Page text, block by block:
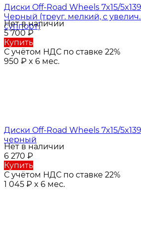
Диски Off-Road Wheels 7x15/
Черный (треуг. мелкий, с
суппорт)
Нет в наличии
5 700 ₽
Купить
С учётом НДС по ставке 22%
950 ₽ x 6 мес.
Диски Off-Road Wheels 7x15/
черный
Нет в наличии
6 270 ₽
Купить
С учётом НДС по ставке 22%
1 045 ₽ x 6 мес.